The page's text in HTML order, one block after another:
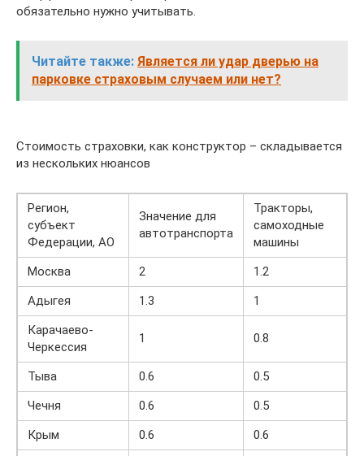
обязательно нужно учитывать.
Читайте также: Является ли удар дверью на
парковке страховым случаем или нет?
Стоимость страховки, как конструктор – складывается
из нескольких нюансов
Регион,
субъект
Федерации, АО
Значение для
автотранспорта
Тракторы,
самоходные
машины
Москва
2
1.2
Адыгея
1.3
1
Карачаево-
Черкессия
1 0.8
Тыва 0.6
0.5
Чечня
0.6
0.5
Крым
0.6
0.6